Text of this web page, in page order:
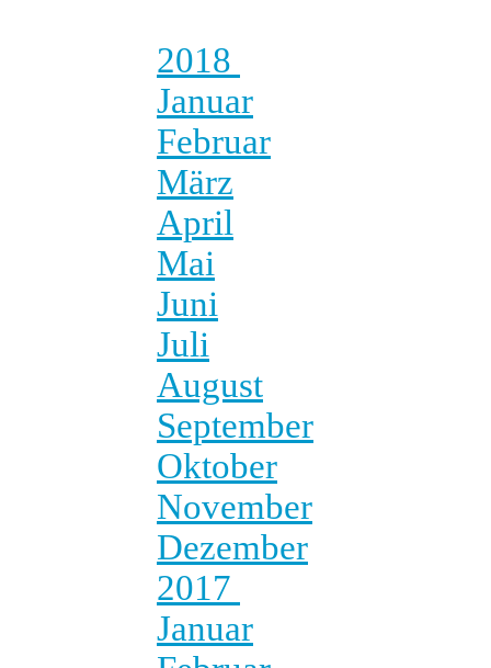
2018
Januar
Februar
März
April
Mai
Juni
Juli
August
September
Oktober
November
Dezember
2017
Januar